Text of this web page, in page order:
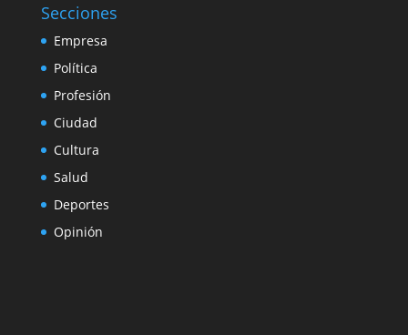
Secciones
Empresa
Política
Profesión
Ciudad
Cultura
Salud
Deportes
Opinión